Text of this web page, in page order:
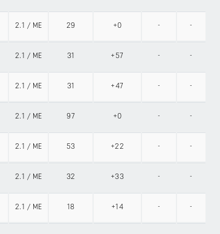
2.1 / ME 29 +0 - -
2.1 / ME 31 +57 - -
2.1 / ME 31 +47 - -
2.1 / ME 97 +0 - -
2.1 / ME 53 +22 - -
2.1 / ME 32 +33 - -
2.1 / ME 18 +14 - -